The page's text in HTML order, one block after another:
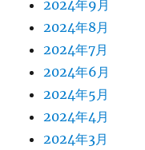
2024年9月
2024年8月
2024年7月
2024年6月
2024年5月
2024年4月
2024年3月